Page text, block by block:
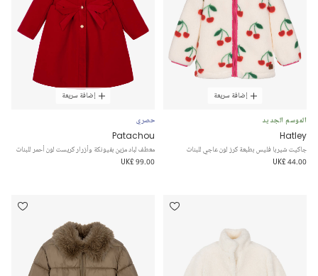
إضافة سريعة
الموسم الجديد
Hatley
جاكيت شيربا فليس بطبعة كرز لون عاجي للبنات
UK£ 44.00
إضافة سريعة
حصري
Patachou
معطف لباد مزين بفيونكة وأزرار كريست لون أحمر للبنات
UK£ 99.00